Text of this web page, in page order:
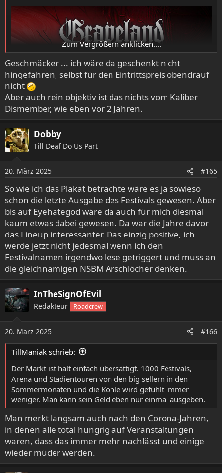
Leprous sind absolut nicht meine Baustelle, aber
ansonsten finde ich die Bandauswahl meilenweit von
"sehr schwach" entfernt (nur schon Ulcerate und EHG,
ey!). Wäre sowas bei mir in der Nähe, würde ich sofort
Zum Vergrößern anklicken....
Geschmäcker ... ich wäre da geschenkt nicht
hingefahren, selbst für den Eintrittspreis obendrauf
nicht
Aber auch rein objektiv ist das nichts vom Kaliber
Dismember, wie eben vor 2 Jahren.
Dobby
Till Deaf Do Us Part
20. März 2025 #165
So wie ich das Plakat betrachte wäre es ja sowieso
schon die letzte Ausgabe des Festivals gewesen. Aber
bis auf Eyehategod wäre da auch für mich diesmal
kaum etwas dabei gewesen. Da war die Jahre davor
das Lineup interessanter. Das einzig positive, ich
werde jetzt nicht jedesmal wenn ich den
Festivalnamen irgendwo lese getriggert und muss an
die gleichnamigen NSBM Arschlöcher denken.
InTheSignOfEvil
Redakteur Roadcrew
20. März 2025 #166
TillManiak schrieb:
Der Markt ist halt einfach übersättigt. 1000 Festivals,
Arena und Stadientouren von den big sellern in den
Sommermonaten und die Kohle wird gefühlt immer
weniger. Man kann sein Geld eben nur einmal ausgeben.
Man merkt langsam auch nach den Corona-Jahren,
in denen alle total hungrig auf Veranstaltungen
waren, dass das immer mehr nachlässt und einige
wieder müder werden.